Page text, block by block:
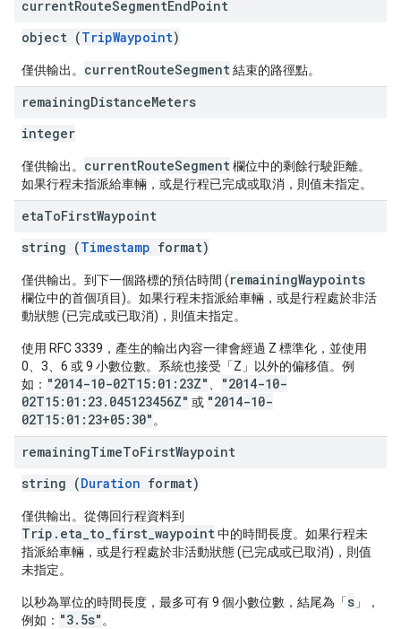
currentRouteSegmentEndPoint
object (TripWaypoint)
僅供輸出。 currentRouteSegment結束的路徑點。
remainingDistanceMeters
integer
僅供輸出。 currentRouteSegment欄位中的剩餘行駛距離。
如果行程未指派給車輛，或是行程已完成或取消，則值未指定。
etaToFirstWaypoint
string (Timestamp format)
僅供輸出。到下一個路標的預估時間 (remainingWaypoints
欄位中的首個項目)。如果行程未指派給車輛，或是行程處於非活
動狀態 (已完成或已取消)，則值未指定。
使用 RFC 3339，產生的輸出內容一律會經過 Z 標準化，並使用
0、3、6 或 9 小數位數。系統也接受「Z」以外的偏移值。例
如： "2014-10-02T15:01:23Z"
"2014-10-
02T15:01:23.045123456Z" 或 "2014-10-
02T15:01:23+05:30" 。
remainingTimeToFirstWaypoint
string (Duration format)
僅供輸出。從傳回行程資料到
Trip.eta_to_first_waypoint中的時間長度。如果行程未
指派給車輛，或是行程處於非活動狀態 (已完成或已取消)，則值
未指定。
以秒為單位的時間長度，最多可有 9 個小數位數，結尾為「s 」，
例如： "3.5s" 。